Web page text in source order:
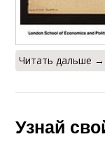
Читать дальше →
Узнай